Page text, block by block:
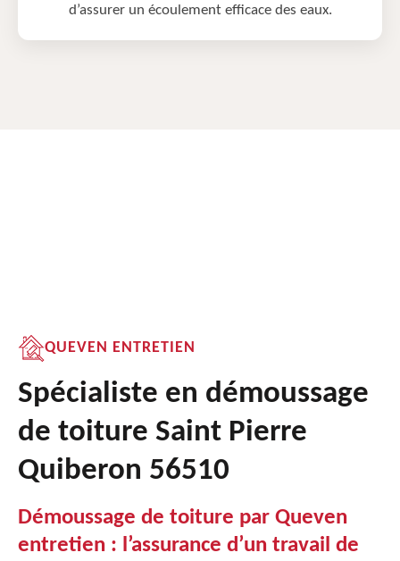
d’assurer un écoulement efficace des eaux.
QUEVEN ENTRETIEN
Spécialiste en démoussage
de toiture Saint Pierre
Quiberon 56510
Démoussage de toiture par Queven
entretien : l’assurance d’un travail de